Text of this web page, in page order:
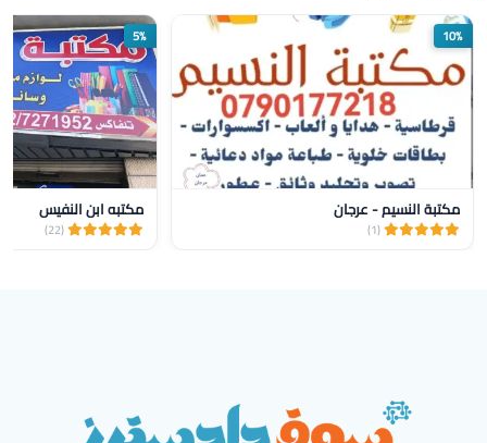
10%
مكتبة النسيم - عرجان
(1)
5%
مكتبه ابن النفيس
(22)